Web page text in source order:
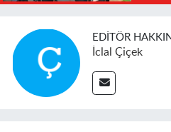
EDITÖR
İclal Çiçek